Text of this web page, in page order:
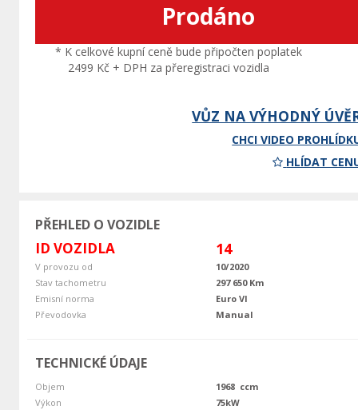
Prodáno
* K celkové kupní ceně bude připočten poplatek
2499 Kč + DPH za přeregistraci vozidla
VŮZ NA VÝHODNÝ
CHCI VIDEO
HLÍDAT
PŘEHLED O VOZIDLE
ID VOZIDLA 14
V provozu od
10/2020
Stav tachometru
297 650 Km
Emisní norma
Euro VI
Převodovka
Manual
TECHNICKÉ ÚDAJE
Objem
1968 ccm
Výkon
75kW